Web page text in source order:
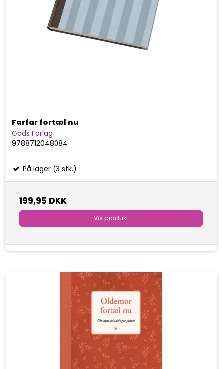
Farfar fortæl nu
Gads Forlag
9788712048084
På lager (3 stk.)
199,95 DKK
Vis produkt